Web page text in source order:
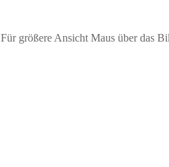
Für größere Ansicht Maus über das